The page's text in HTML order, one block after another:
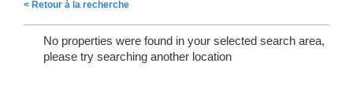
< Retour à la recherche
No properties were found in your selected search area,
please try searching another location